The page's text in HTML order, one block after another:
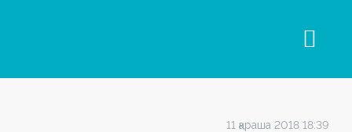
11 қараша 2018 18:39